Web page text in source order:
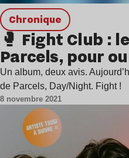
chronique
🥊 Fight Club :
Parcels, pour
Un album, deux avis.
de Parcels, Day/Night. Fight !
8 novembre 2021